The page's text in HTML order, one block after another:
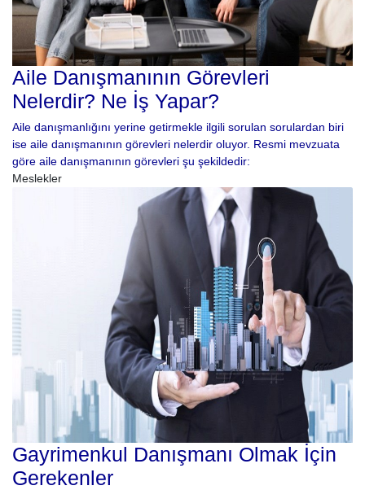
Aile Danışmanının Görevleri
Nelerdir? Ne İş Yapar?
Aile danışmanlığını yerine getirmekle ilgili sorulan sorulardan biri
ise aile danışmanının görevleri nelerdir oluyor. Resmi mevzuata
göre aile danışmanının görevleri şu şekildedir:
Meslekler
Gayrimenkul Danışmanı Olmak İçin
Gerekenler